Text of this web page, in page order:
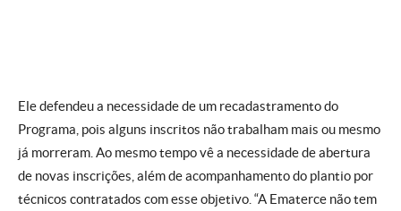
Ele defendeu a necessidade de um recadastramento do
Programa, pois alguns inscritos não trabalham mais ou mesmo
já morreram. Ao mesmo tempo vê a necessidade de abertura
de novas inscrições, além de acompanhamento do plantio por
técnicos contratados com esse objetivo. “A Ematerce não tem